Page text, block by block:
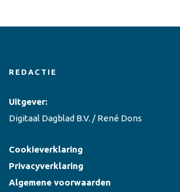
REDACTIE
Uitgever:
Digitaal Dagblad B.V. / René Dons
Cookieverklaring
Privacyverklaring
Algemene voorwaarden